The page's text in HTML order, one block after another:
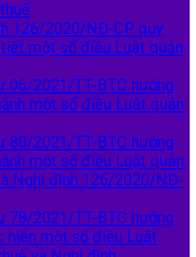
126/2020/NĐ-CP quy
một số điều Luật quản
06/2021/TT-BTC hướng
một số điều Luật quản
80/2021/TT-BTC hướng
một số điều Luật quản
Nghị định 126/2020/NĐ-
78/2021/TT-BTC hướng
hiện một số điều Luật